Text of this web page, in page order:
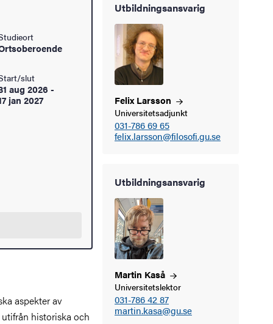
slut
aug 2026 -
jan 2027
Utbildningsansvarig
FelixLarsson
Universitetsadjunkt
031-786 69 65
felix.larsson@filosofi.gu.se
Utbildningsansvarig
Martin Kaså
Universitetslektor
031-786 42 87
martin.kasa@gu.se
aspekter av
historiska och